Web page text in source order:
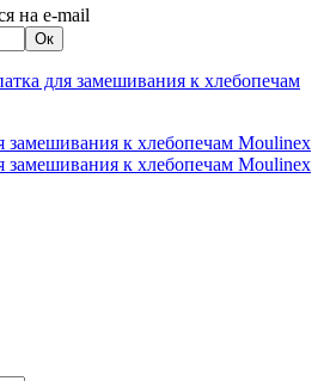
на e-mail
замешивания к хлебопечам Moulinex
замешивания к хлебопечам Moulinex